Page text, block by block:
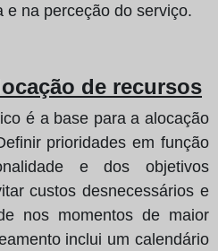
e na perceção do serviço.
de recursos
é a base para a alocação
prioridades em função
e dos objetivos
custos desnecessários e
nos momentos de maior
inclui um calendário